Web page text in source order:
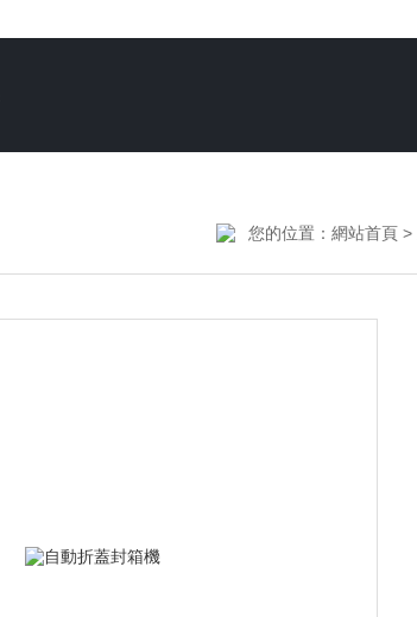
您的位置： 網站首頁 >